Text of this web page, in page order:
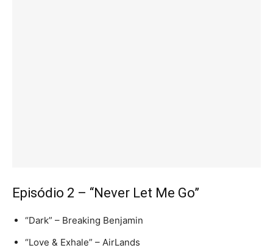
Episódio 2 – “Never Let Me Go”
“Dark” – Breaking Benjamin
“Love & Exhale” – AirLands